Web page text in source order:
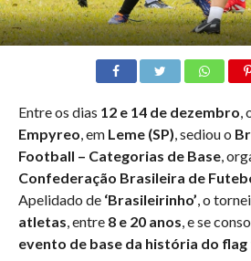
Entre os dias 12 e 14 de dezembro ,
Empyreo , em Leme (SP) , sediou o
Football – Categorias de Base,
Confederação Brasileira de
Apelidado de ‘Brasileirinho’ , o
atletas , entre 8 e 20 anos , e se
evento de base da história do